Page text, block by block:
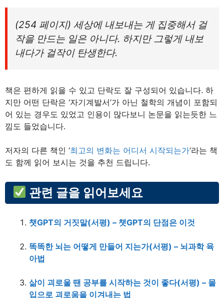
(254 페이지) 세상에 내보내는 게 집중해서 걸
작을 만드는 일은 아니다. 하지만 그렇게 내보
내다가 걸작이 탄생한다.
책은 편하게 읽을 수 있고 단락도 잘 구성되어 있습니다. 하
지만 어떤 단락은 ‘자기계발서’가 아닌 철학의 개념이 포함되
어 있는 경우도 있었고 인용이 많다보니 논문을 읽는듯한 느
낌도 들었습니다.
저자의 다른 책인 ‘최고의 변화는 어디서 시작되는가‘라는 책
도 함께 읽어 보시는 것을 추천 드립니다.
관련 글을 읽어보세요
챗GPT의 거짓말(서평) – 챗GPT의 단점은 이것
똑똑한 뇌는 어떻게 만들어 지는가(서평) – 뇌과학 육
아법
삶이 괴로울 땐 공부를 시작하는 것이 좋다(서평) – 몰
입으로 괴로움을 이겨내는 법